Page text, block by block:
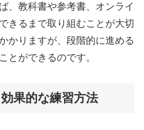
、教科書や参考書、オンライ
きるまで取り組むことが大切
かりますが、段階的に進める
とができるのです。
果的な練習方法